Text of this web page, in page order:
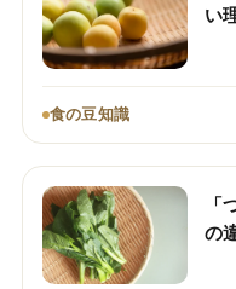
い
食の豆知識
「
の